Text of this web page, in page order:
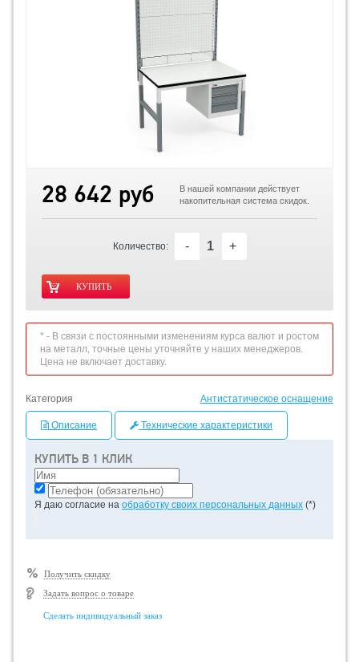
КУПИТЬ В 1 КЛИК
Я даю согласие на обработку своих персональных данных (*)
Получить скидку
Задать вопрос о товаре
Сделать индивидуальный заказ
28 642 руб
В нашей компании действует
накопительная система скидок.
Количество: - +
* - В связи с постоянными изменениям курса валют и ростом
на металл, точные цены уточняйте у наших менеджеров.
Цена не включает доставку.
Категория Антистатическое оснащение
Описание Технические характеристики